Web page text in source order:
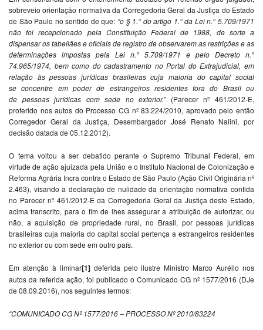
sobreveio orientação normativa da Corregedoria Geral da Justiça do Estado
de São Paulo no sentido de que: “o § 1.° do artigo 1.° da Lei n.° 5.709/1971
não foi recepcionado pela Constituição Federal de 1988, de sorte a
dispensar os tabeliães eoficiais de registro de observarem as restrições e as
determinações impostas pela Lei n.° 5.709/1971 e pelo Decreto n.°
74.965/1974, bem como do cadastramento no Portal do Extrajudicial, em
relação às pessoas jurídicas brasileiras cuja maioria do capital social
se concentre em poder de estrangeiros residentes fora do Brasil ou
de pessoas jurídicas com sede no exterior.” (Parecer nº 461/2012-E,
proferido nos autos do Processo CG nº 83.224/2010, aprovado pelo então
Corregedor Geral da Justiça, Desembargador José Renato Nalini, por
decisão datada de 05.12.2012).
O tema voltou a ser debatido perante o Supremo Tribunal Federal, em
virtude de ação ajuizada pela União e o Instituto Nacional de Colonização e
Reforma Agrária Incra contra o Estado de São Paulo (Ação Civil Originária nº
2.463), visando a declaração de nulidade da orientação normativa contida
no Parecer nº 461/2012-E da Corregedoria Geral da Justiça deste Estado,
acima transcrito, para o fim de lhes assegurar a atribuição de autorizar, ou
não, a aquisição de propriedade rural, no Brasil, por pessoas jurídicas
brasileiras cuja maioria do capital social pertença a estrangeiros residentes
no exterior ou com sede em outro país.
Em atenção à liminar[1]deferida pelo ilustre Ministro Marco Aurélio nos
autos da referida ação, foi publicado o Comunicado CG nº 1577/2016 (DJe
de 08.09.2016), nos seguintes termos:
“COMUNICADO CG Nº 1577/2016 – PROCESSO Nº 2010/83224